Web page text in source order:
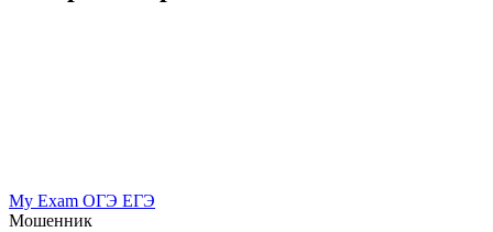
My Exam ОГЭ ЕГЭ
Мошенник